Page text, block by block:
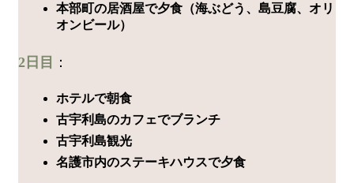
本部町の居酒屋で夕食（海ぶどう、島豆腐、オリ
オンビール）
2日目 ：
ホテルで朝食
古宇利島のカフェでブランチ
古宇利島観光
名護市内のステーキハウスで夕食